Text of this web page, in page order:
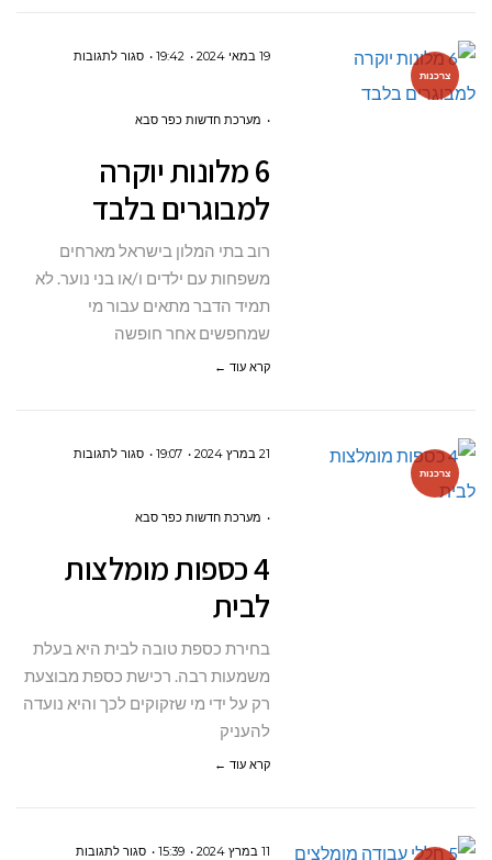
צרכנות
19 במאי 2024 19:42 סגור לתגובותעל
מערכת חדשות כפר סבא
6 מלונות יוקרה
למבוגרים בלבד
רוב בתי המלון בישראל מארחים
משפחות עם ילדים ו/או בני נוער. לא
תמיד הדבר מתאים עבור מי
שמחפשים אחר חופשה
קרא עוד ←
צרכנות
21 במרץ 2024 19:07 סגור לתגובותעל
לבית
מערכת חדשות כפר סבא
4 כספות מומלצות
לבית
בחירת כספת טובה לבית היא בעלת
משמעות רבה. רכישת כספת מבוצעת
רק על ידי מי שזקוקים לכך והיא נועדה
להעניק
קרא עוד ←
11 במרץ 2024 15:39 סגור לתגובותעל